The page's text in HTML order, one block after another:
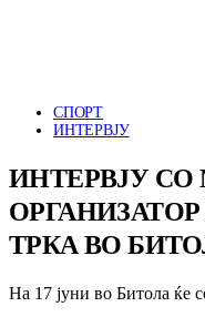
СПОРТ
ИНТЕРВЈУ
ИНТЕРВЈУ СО
ТРКА ВО
На 17 јуни во Битола ќе